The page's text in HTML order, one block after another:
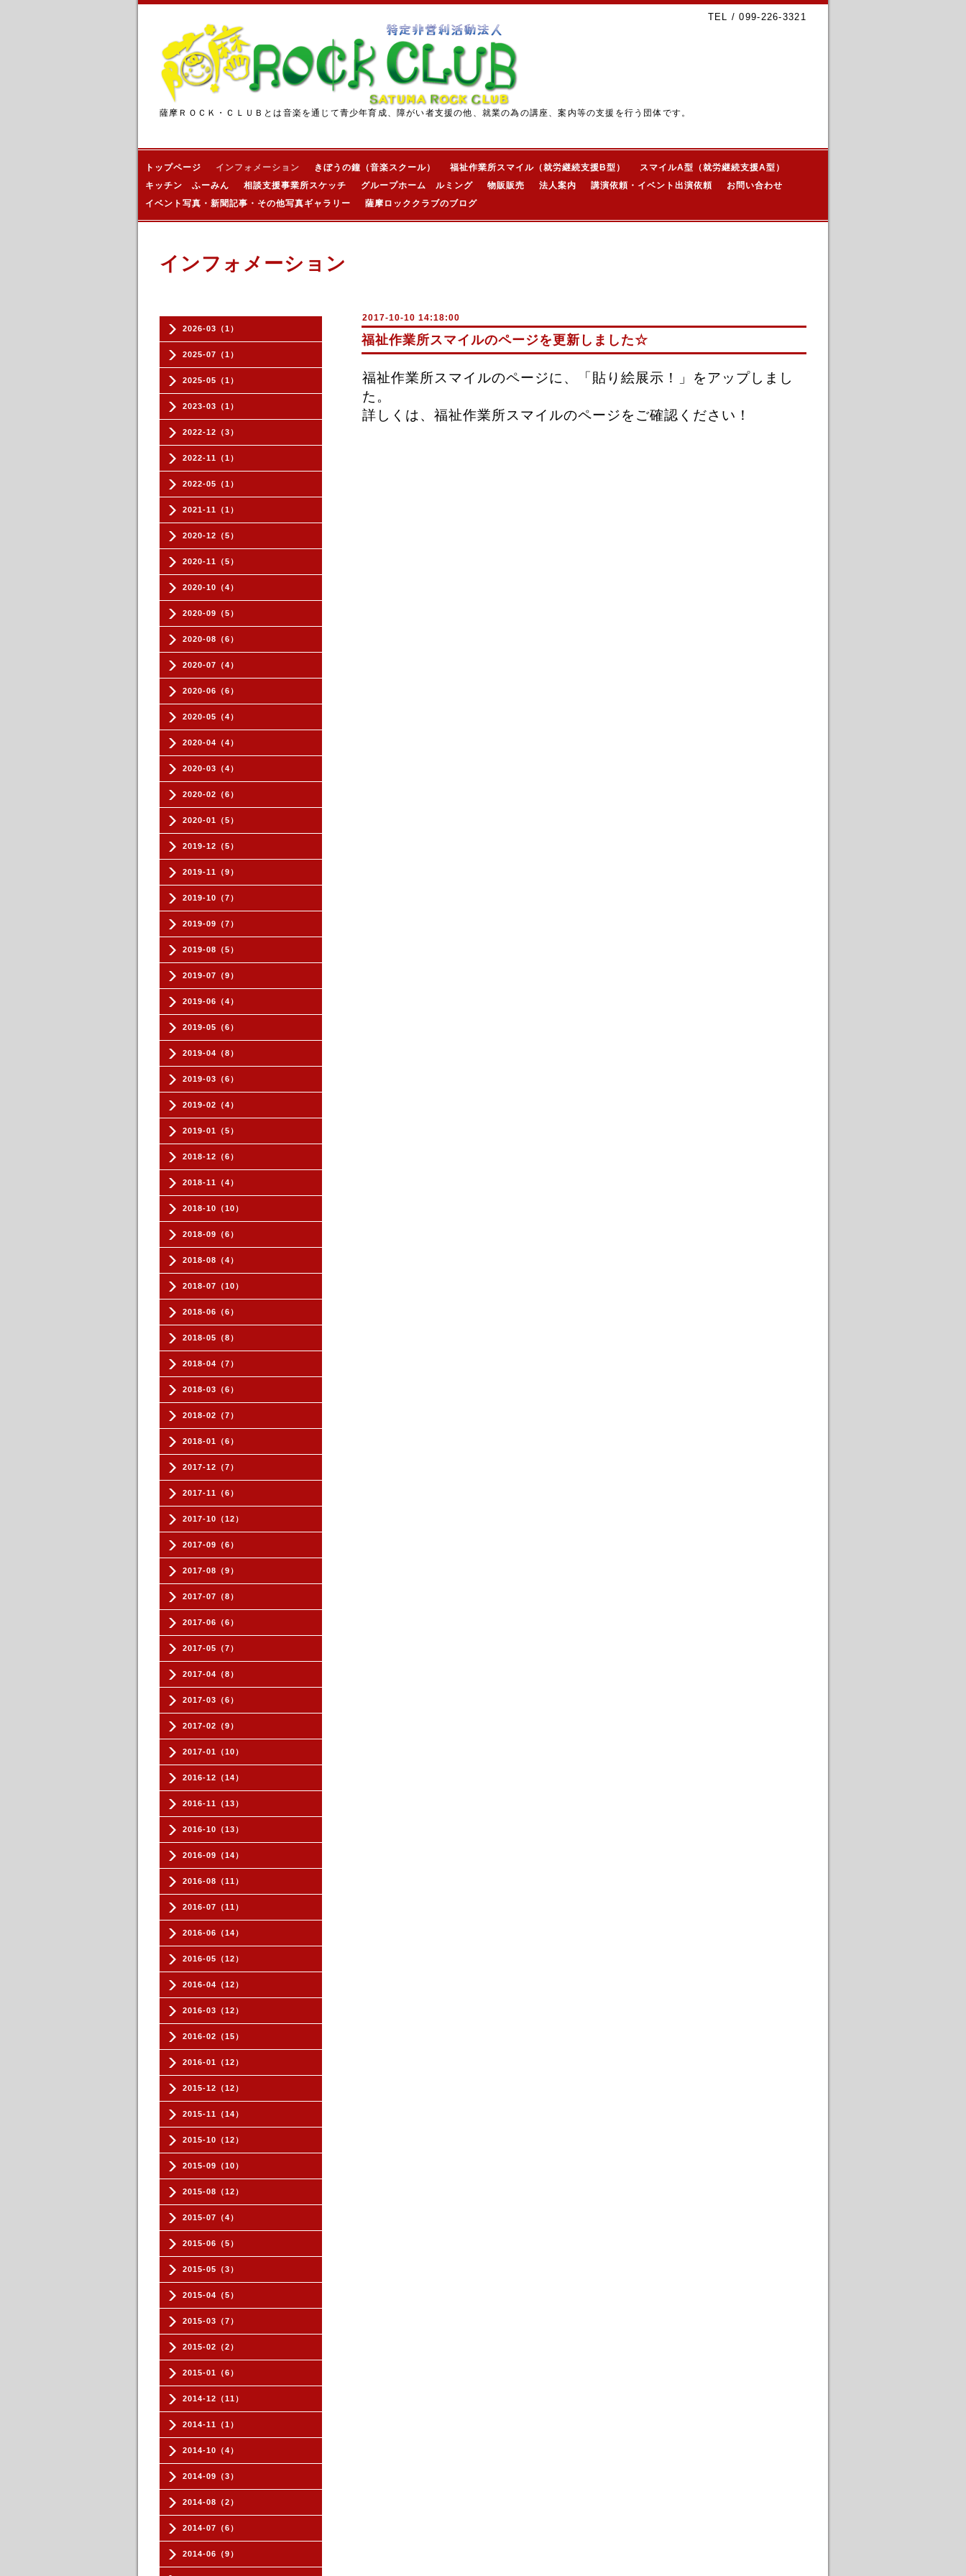
TEL / 099-226-3321
薩摩ＲＯＣＫ・ＣＬＵＢとは音楽を通じて青少年育成、障がい者支援の他、就業の為の講座、案内等の支援を行う団体です。
トップページ インフォメーション きぼうの鐘（音楽スクール） 福祉作業所スマイル（就労継続支援B型）
スマイルA型（就労継続支援A型）
キッチン ふーみん
相談支援事業所スケッチ グループホーム ルミング 物販販売 法人案内 講演依頼・イベント出演依頼
お問い合わせ
イベント写真・新聞記事・その他写真ギャラリー
薩摩ロッククラブのブログ
2026-03（1）
2025-07（1）
2025-05（1）
2023-03（1）
2022-12（3）
2022-11（1）
2022-05（1）
2021-11（1）
2020-12（5）
2020-11（5）
2020-10（4）
2020-09（5）
2020-08（6）
2020-07（4）
2020-06（6）
2020-05（4）
2020-04（4）
2020-03（4）
2020-02（6）
2020-01（5）
2019-12（5）
2019-11（9）
2019-10（7）
2019-09（7）
2019-08（5）
2019-07（9）
2019-06（4）
2019-05（6）
2019-04（8）
2019-03（6）
2019-02（4）
2019-01（5）
2018-12（6）
2018-11（4）
2018-10（10）
2018-09（6）
2018-08（4）
2018-07（10）
2018-06（6）
2018-05（8）
2018-04（7）
2018-03（6）
2018-02（7）
2018-01（6）
2017-12（7）
2017-11（6）
2017-10（12）
2017-09（6）
2017-08（9）
2017-07（8）
2017-06（6）
2017-05（7）
2017-04（8）
2017-03（6）
2017-02（9）
2017-01（10）
2016-12（14）
2016-11（13）
2016-10（13）
2016-09（14）
2016-08（11）
2016-07（11）
2016-06（14）
2016-05（12）
2016-04（12）
2016-03（12）
2016-02（15）
2016-01（12）
2015-12（12）
2015-11（14）
2015-10（12）
2015-09（10）
2015-08（12）
2015-07（4）
2015-06（5）
2015-05（3）
2015-04（5）
2015-03（7）
2015-02（2）
2015-01（6）
2014-12（11）
2014-11（1）
2014-10（4）
2014-09（3）
2014-08（2）
2014-07（6）
2014-06（9）
インフォメーション
2017-10-10 14:18:00
福祉作業所スマイルのページを更新しました☆
福祉作業所スマイルのページに、「貼り絵展示！」をアップしまし
た。
詳しくは、福祉作業所スマイルのページをご確認ください！